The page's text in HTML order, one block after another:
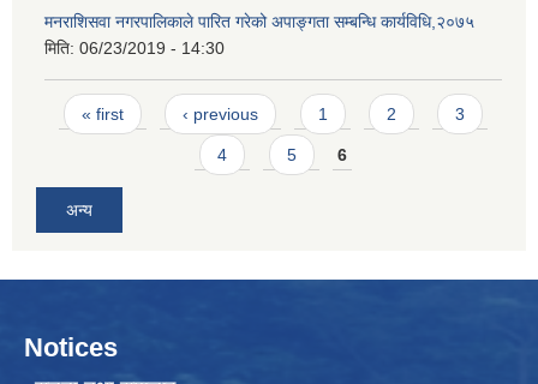
मनराशिसवा नगरपालिकाले पारित गरेको अपाङ्गता सम्बन्धि कार्यविधि,२०७५
मिति: 06/23/2019 - 14:30
Pages
« first ‹ previous 1 2 3
4 5 6
अन्य
Notices